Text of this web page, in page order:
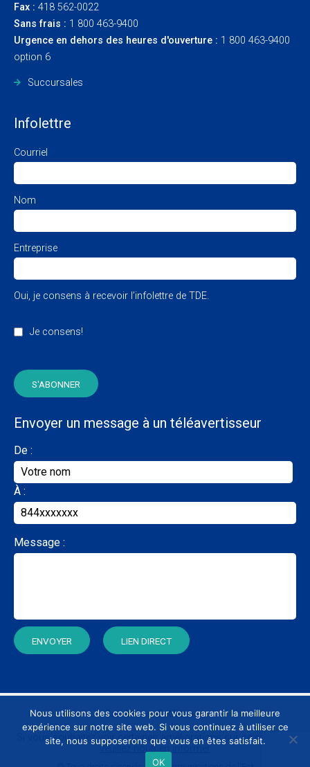
Fax : 418 562-0022
Sans frais : 1 800 463-9400
Urgence en dehors des heures d'ouverture : 1 800 463-9400
option 6
Succursales
Infolettre
Courriel
Nom
Entreprise
Oui, je consens à recevoir l’infolettre de TDE.
Je consens!
Envoyer un message à un téléavertisseur
De :
À :
Message :
Conditions d’utilisation
Si vous souhaitez voir certaines améliorations sur ce site Web,
veuillez nous en informer
Nous utilisons des cookies pour vous garantir la meilleure
expérience sur notre site web. Si vous continuez à utiliser ce
site, nous supposerons que vous en êtes satisfait.
OK